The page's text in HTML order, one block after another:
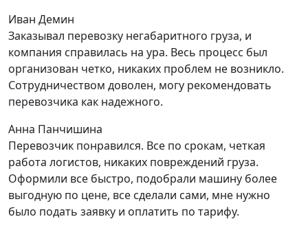
Иван Демин
Заказывал перевозку негабаритного груза, и
компания справилась на ура. Весь процесс был
организован четко, никаких проблем не возникло.
Сотрудничеством доволен, могу рекомендовать
перевозчика как надежного.
Анна Панчишина
Перевозчик понравился. Все по срокам, четкая
работа логистов, никаких повреждений груза.
Оформили все быстро, подобрали машину более
выгодную по цене, все сделали сами, мне нужно
было подать заявку и оплатить по тарифу.